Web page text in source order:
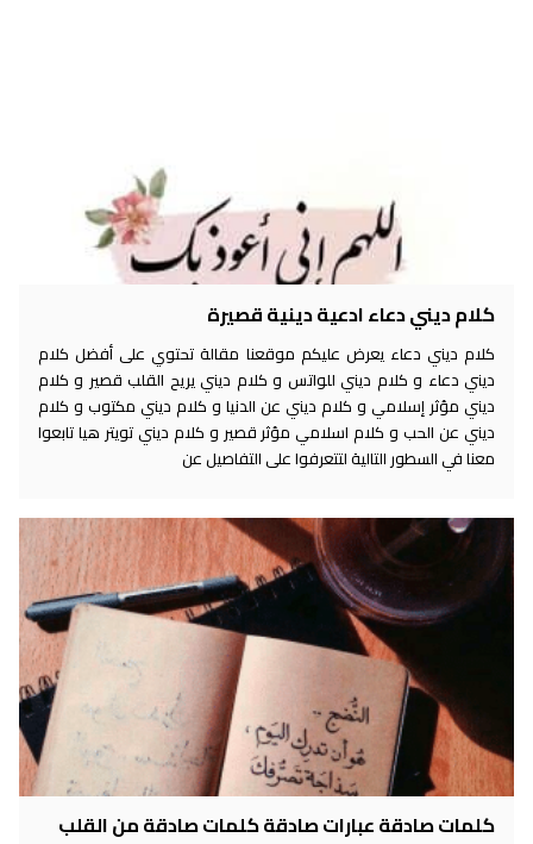
كلام ديني دعاء ادعية دينية قصيرة
كلام ديني دعاء يعرض عليكم موقعنا مقالة تحتوي على أفضل كلام
ديني دعاء و كلام ديني للواتس و كلام ديني يريح القلب قصير و كلام
ديني مؤثر إسلامي و كلام ديني عن الدنيا و كلام ديني مكتوب و كلام
ديني عن الحب و كلام اسلامي مؤثر قصير و كلام ديني تويتر هيا تابعوا
معنا في السطور التالية لتتعرفوا على التفاصيل عن
كلمات صادقة عبارات صادقة كلمات صادقة من القلب